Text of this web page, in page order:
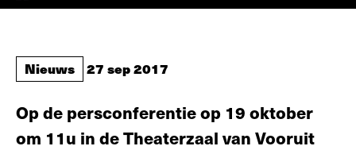
Nieuws 27 sep 2017
Op de persconferentie op 19 oktober
om 11u in de Theaterzaal van Vooruit